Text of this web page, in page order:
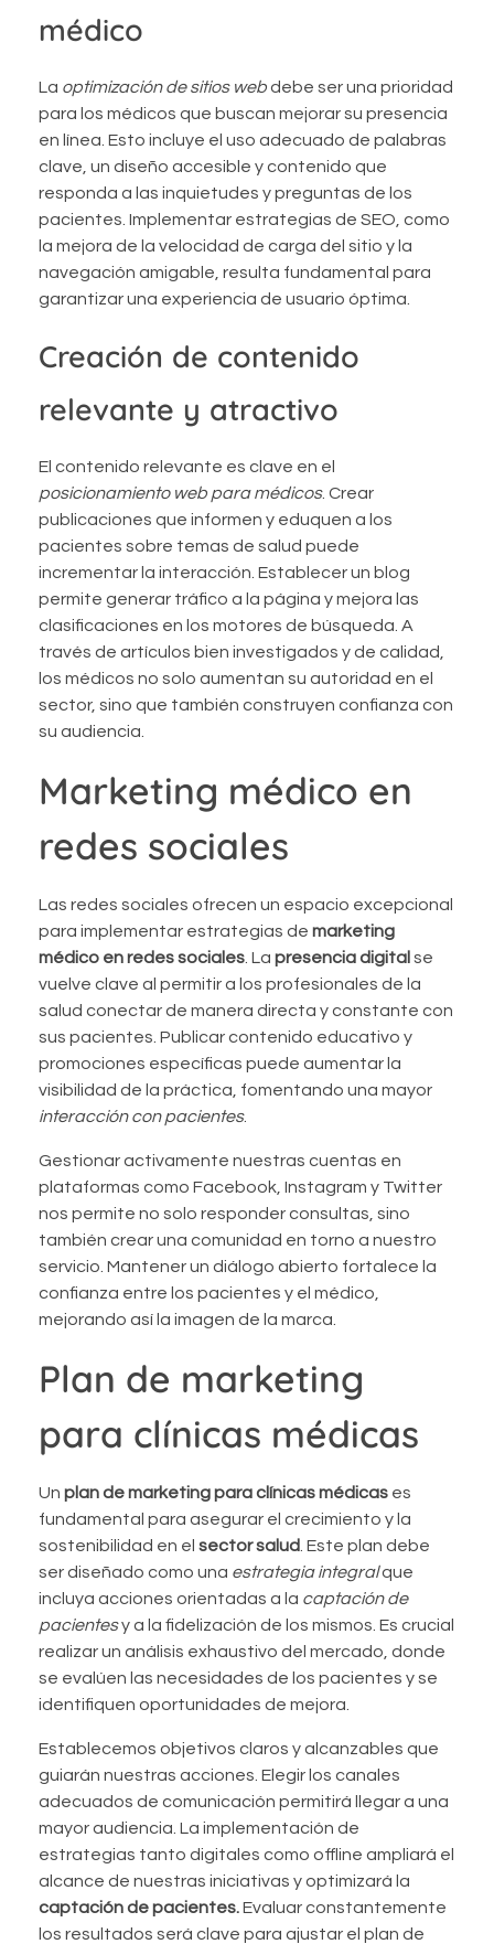
médico
La optimización de sitios webdebe ser una prioridad
para los médicos que buscan mejorar su presencia
en línea. Esto incluye el uso adecuado de palabras
clave, un diseño accesible y contenido que
responda a las inquietudes y preguntas de los
pacientes. Implementar estrategias de SEO, como
la mejora de la velocidad de carga del sitio y la
navegación amigable, resulta fundamental para
garantizar una experiencia de usuario óptima.
Creación de contenido
relevante y atractivo
El contenido relevante es clave en el
posicionamiento web para médicos. Crear
publicaciones que informen y eduquen a los
pacientes sobre temas de salud puede
incrementar la interacción. Establecer un blog
permite generar tráfico a la página y mejora las
clasificaciones en los motores de búsqueda. A
través de artículos bien investigados y de calidad,
los médicos no solo aumentan su autoridad en el
sector, sino que también construyen confianza con
su audiencia.
Marketing médico en
redes sociales
Las redes sociales ofrecen un espacio excepcional
para implementar estrategias de marketing
médico en redes sociales . La presencia digital se
vuelve clave al permitir a los profesionales de la
salud conectar de manera directa y constante con
sus pacientes. Publicar contenido educativo y
promociones específicas puede aumentar la
visibilidad de la práctica, fomentando una mayor
interacción con pacientes.
Gestionar activamente nuestras cuentas en
plataformas como Facebook, Instagram y Twitter
nos permite no solo responder consultas, sino
también crear una comunidad en torno a nuestro
servicio. Mantener un diálogo abierto fortalece la
confianza entre los pacientes y el médico,
mejorando así la imagen de la marca.
Plan de marketing
para clínicas médicas
Un plan de marketing para clínicas médicas es
fundamental para asegurar el crecimiento y la
sostenibilidad en el sector salud . Este plan debe
ser diseñado como una estrategia integralque
incluya acciones orientadas a la captación de
pacientesy a la fidelización de los mismos. Es crucial
realizar un análisis exhaustivo del mercado, donde
se evalúen las necesidades de los pacientes y se
identifiquen oportunidades de mejora.
Establecemos objetivos claros y alcanzables que
guiarán nuestras acciones. Elegir los canales
adecuados de comunicación permitirá llegar a una
mayor audiencia. La implementación de
estrategias tanto digitales como offline ampliará el
alcance de nuestras iniciativas y optimizará la
captación de pacientes.Evaluar constantemente
los resultados será clave para ajustar el plan de